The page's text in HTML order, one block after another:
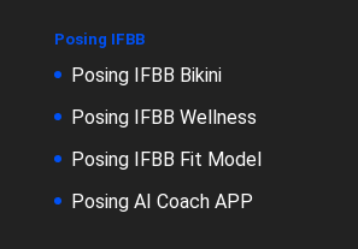
Posing IFBB
Posing IFBB Bikini
Posing IFBB Wellness
Posing IFBB Fit Model
Posing AI Coach APP